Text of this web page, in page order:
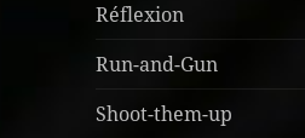
Réflexion
Run-and-Gun
Shoot-them-up